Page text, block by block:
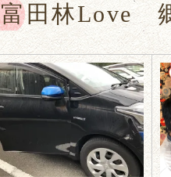
富田林Love